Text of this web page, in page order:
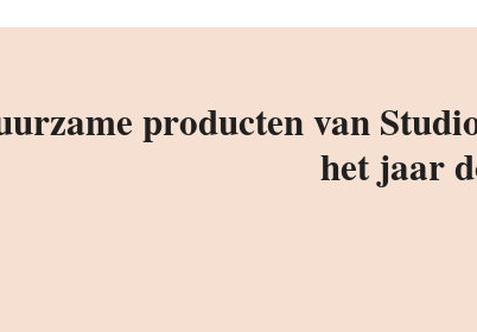
producten van
het jaar